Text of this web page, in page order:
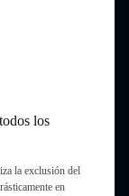
los
la exclusión del
en